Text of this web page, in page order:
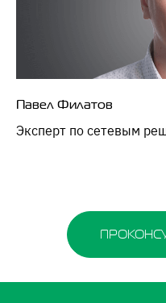
Павел Филатов
Эксперт по сетевым